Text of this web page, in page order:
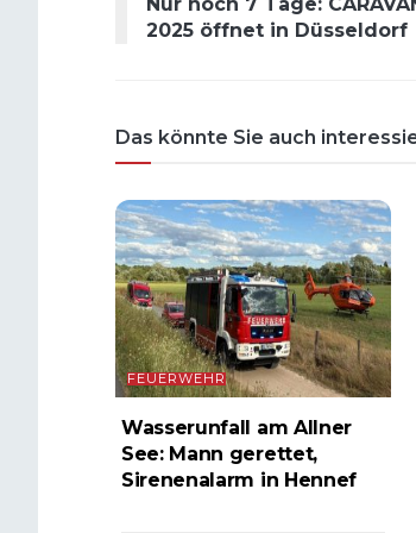
2025 öffnet in Düsseldorf
Das könnte Sie auch
FEUERWEHR
Wasserunfall am Allner
See: Mann gerettet,
Sirenenalarm in Hennef